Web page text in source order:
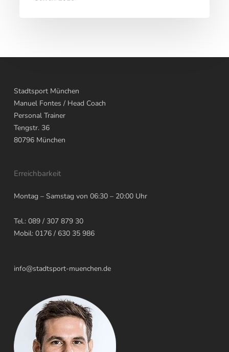
Stadtsport München
Manuel Fontes / Head Coach
Personal Trainer
Tengstr. 36
80796 München
Erreichbarkeit
Montag – Samstag von 06:30 – 20:00 Uhr
Tel.: 089 / 307 879 30
Mobil: 0176 / 630 35 986
info@stadtsport-muenchen.de